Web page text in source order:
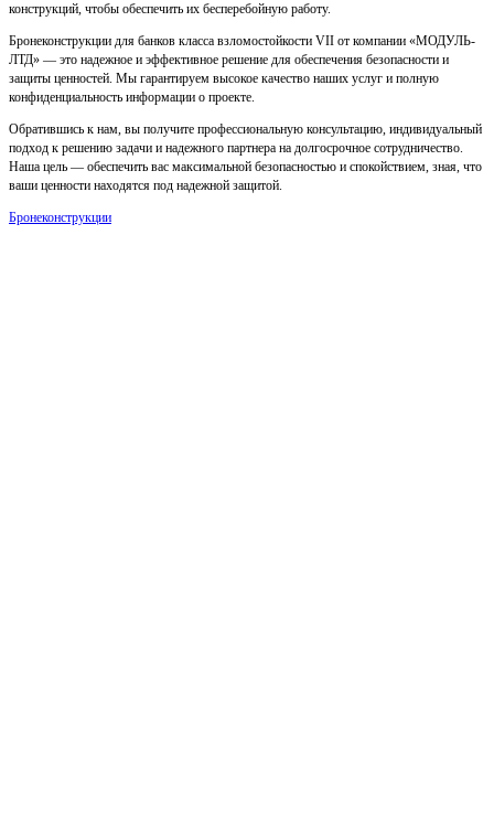
конструкций, чтобы обеспечить их бесперебойную работу.
Бронеконструкции для банков класса взломостойкости VII от компании «МОДУЛЬ-
ЛТД» — это надежное и эффективное решение для обеспечения безопасности и
защиты ценностей. Мы гарантируем высокое качество наших услуг и полную
конфиденциальность информации о проекте.
Обратившись к нам, вы получите профессиональную консультацию, индивидуальный
подход к решению задачи и надежного партнера на долгосрочное сотрудничество.
Наша цель — обеспечить вас максимальной безопасностью и спокойствием, зная, что
ваши ценности находятся под надежной защитой.
Бронеконструкции